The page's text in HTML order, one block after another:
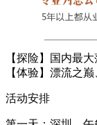
【探险】国内最
【体验】漂流之
活动安排